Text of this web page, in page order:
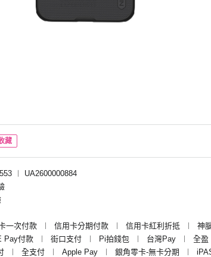
藏
︱
UA2600000884
一次付款
︱ 信用卡分期付款 ︱ 信用卡紅利折抵 ︱
神
Pay付款 ︱ 街口支付 ︱ Pi拍錢包 ︱ 台灣Pay ︱
全盈
︱ 全支付 ︱ Apple Pay ︱ 銀角零卡-無卡分期 ︱